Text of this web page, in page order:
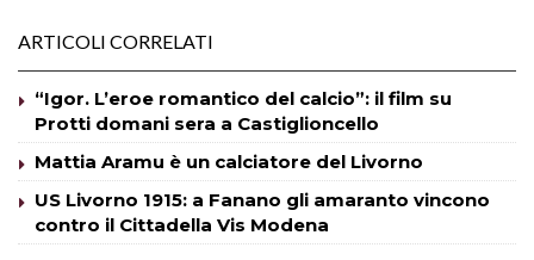
ARTICOLI CORRELATI
“Igor. L’eroe romantico del calcio”: il film su
Protti domani sera a Castiglioncello
Mattia Aramu è un calciatore del Livorno
US Livorno 1915: a Fanano gli amaranto vincono
contro il Cittadella Vis Modena